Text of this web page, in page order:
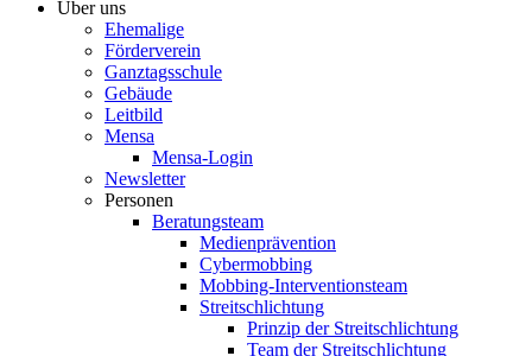
Über uns
Ehemalige
Förderverein
Ganztagsschule
Gebäude
Leitbild
Mensa
Mensa-Login
Newsletter
Personen
Beratungsteam
Medienprävention
Cybermobbing
Mobbing-Interventionsteam
Streitschlichtung
Prinzip der Streitschlichtung
Team der Streitschlichtung